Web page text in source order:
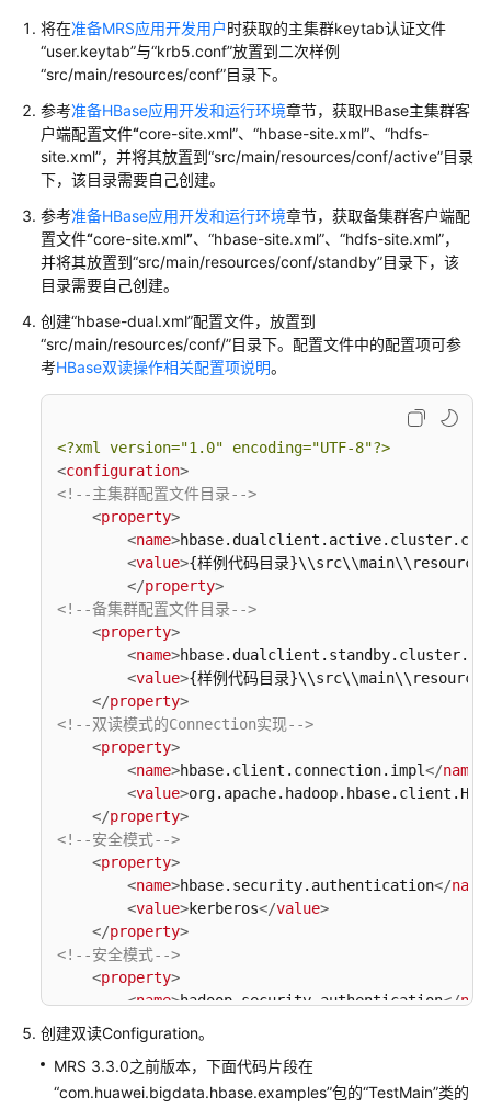
作
指
南
（普
通
版）
佳
实
践
开
发
指
南
开
发
指
MRS
用
介
获
应
用
开
发
样
例
将在准备MRS应用开发用户时获取的主集群keytab认证文件
“user.keytab”与“krb5.conf”放置到二次样例
“src/main/resources/conf”目录下。
参考准备HBase应用开发和运行环境章节，获取HBase主集群客
户端配置文件“core-site.xml”、“hbase-site.xml”、“hdfs-
site.xml”，并将其放置到“src/main/resources/conf/active”目录
下，该目录需要自己创建。
参考准备HBase应用开发和运行环境章节，获取备集群客户端配
置文件“core-site.xml”、“hbase-site.xml”、“hdfs-site.xml”，
并将其放置到“src/main/resources/conf/standby”目录下，该
目录需要自己创建。
创建“hbase-dual.xml”配置文件，放置到
“src/main/resources/conf/”目录下。配置文件中的配置项可参
考HBase双读操作相关配置项说明。
<?xml version="1.0" encoding="UTF-8"?>
<configuration>
<!--主集群配置文件目录-->
<property>
<name>
<value>{样例代码目录
</property>
<!--备集群配置文件目录-->
<property>
<name>
<value>{样例代码目录
</property>
<!--双读模式的Connection实现-->
<property>
<name>hbase.client.connection.impl</name
<value>
</property>
<!--安全模式-->
<property>
<name>hbase.security.authentication</name
<value>kerberos</value>
</property>
<!--安全模式-->
<property>
<name>hadoop.security.authentication</
<value
</
property
</configuration>
创建双读Configuration。
MRS 3.3.0之前版本，下面代码片段在
“com.huawei.bigdata.hbase.examples”包的“TestMain”类的